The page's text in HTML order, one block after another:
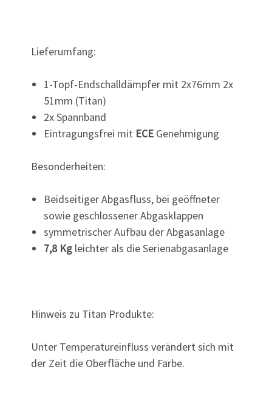
Lieferumfang:
1-Topf-Endschalldämpfer mit 2x76mm 2x
51mm (Titan)
2x Spannband
Eintragungsfrei mit ECEGenehmigung
Besonderheiten:
Beidseitiger Abgasfluss, bei geöffneter
sowie geschlossener Abgasklappen
symmetrischer Aufbau der Abgasanlage
7,8 Kgleichter als die Serienabgasanlage
Hinweis zu Titan Produkte:
Unter Temperatureinfluss verändert sich mit
der Zeit die Oberfläche und Farbe.